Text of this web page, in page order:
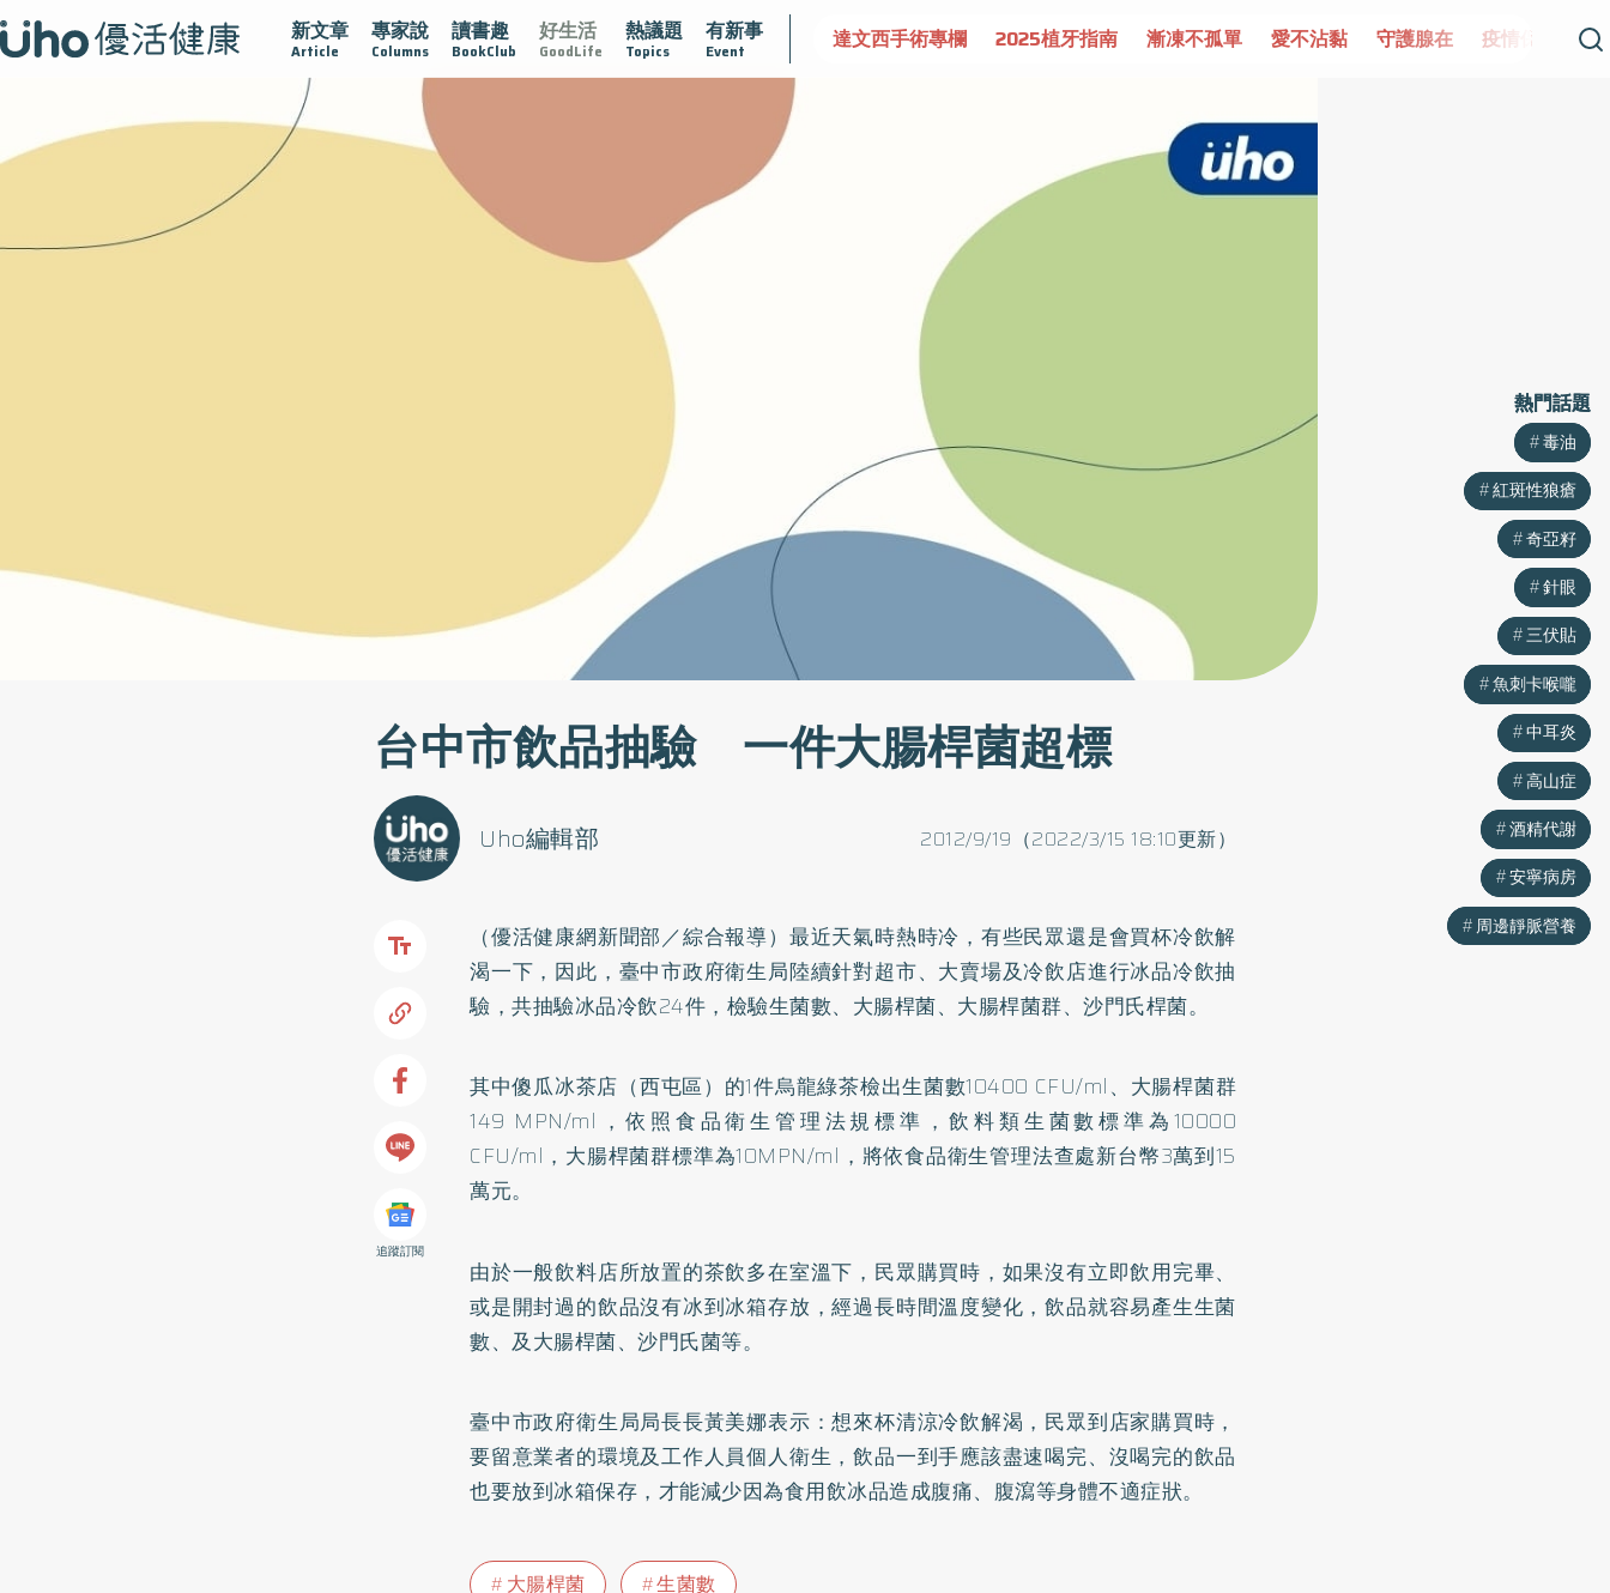
新文章
Article
專家說
Columns
讀書趣
BookClub
好生活
GoodLife
熱議題
Topics
有新事
Event
在 疫情保衛戰 再生醫學 愛的未來視 認識攝護腺肥大 守護骨骼健康 達文西手術專欄 2025植牙指南 漸凍不孤單 愛不沾黏 守護腺在 疫情保衛戰 再生醫學
台中市飲品抽驗 一件大腸桿菌超標
2012/9/19（2022/3/15 18:10更新）
Uho編輯部
追蹤訂閱
（優活健康網新聞部／綜合報導）最近天氣時熱時冷，有些民眾還是會買杯冷飲解
渴一下，因此，臺中市政府衛生局陸續針對超市、大賣場及冷飲店進行冰品冷飲抽
驗，共抽驗冰品冷飲24件，檢驗生菌數、大腸桿菌、大腸桿菌群、沙門氏桿菌。
其中傻瓜冰茶店（西屯區）的1件烏龍綠茶檢出生菌數10400 CFU/ml、大腸桿菌群
149 MPN/ml，依照食品衛生管理法規標準，飲料類生菌數標準為10000
CFU/ml，大腸桿菌群標準為10MPN/ml，將依食品衛生管理法查處新台幣3萬到15
萬元。
由於一般飲料店所放置的茶飲多在室溫下，民眾購買時，如果沒有立即飲用完畢、
或是開封過的飲品沒有冰到冰箱存放，經過長時間溫度變化，飲品就容易產生生菌
數、及大腸桿菌、沙門氏菌等。
臺中市政府衛生局局長長黃美娜表示：想來杯清涼冷飲解渴，民眾到店家購買時，
要留意業者的環境及工作人員個人衛生，飲品一到手應該盡速喝完、沒喝完的飲品
也要放到冰箱保存，才能減少因為食用飲冰品造成腹痛、腹瀉等身體不適症狀。
大腸桿菌 生菌數
熱門話題
毒油
紅斑性狼瘡
奇亞籽
針眼
三伏貼
魚刺卡喉嚨
中耳炎
高山症
酒精代謝
安寧病房
周邊靜脈營養
熱門話題
毒油
紅斑性狼瘡
奇亞籽
針眼
三伏貼
魚刺卡喉嚨
中耳炎
高山症
酒精代謝
安寧病房
周邊靜脈營養